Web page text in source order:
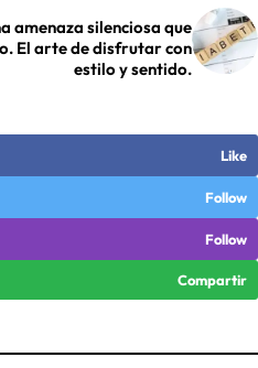
amenaza silenciosa que
El arte de disfrutar con
estilo y sentido.
Like
Follow
Follow
Compartir